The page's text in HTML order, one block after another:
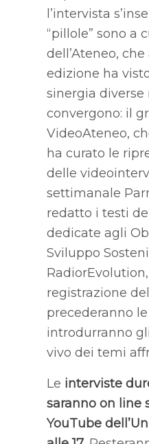
l’intervista
“pillole” sono a
dell’Ateneo,
edizione ha
sinergia diverse
convergono: il
VideoAteneo,
ha curato le
delle
settimanale
redatto i testi
dedicate agli
Sviluppo
registrazione
precederanno
introdurranno
vivo dei temi
Le interviste
saranno on line
YouTube